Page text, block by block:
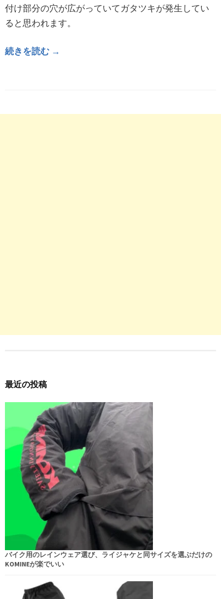
付け部分の穴が広がっていてガタツキが発生してい
ると思われます。
続きを読む →
最近の投稿
バイク用のレインウェア選び、ライジャケと同サイズを選ぶだけの
KOMINEが楽でいい